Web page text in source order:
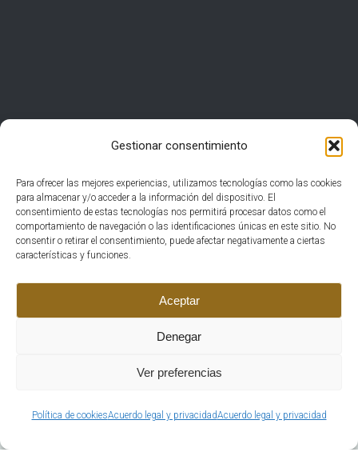
Gestionar consentimiento
Para ofrecer las mejores experiencias, utilizamos tecnologías como las cookies
para almacenar y/o acceder a la información del dispositivo. El
consentimiento de estas tecnologías nos permitirá procesar datos como el
comportamiento de navegación o las identificaciones únicas en este sitio. No
consentir o retirar el consentimiento, puede afectar negativamente a ciertas
características y funciones.
Aceptar
Denegar
Ver preferencias
Política de cookiesAcuerdo legal y privacidadAcuerdo legal y privacidad
QUIERO QUE ME LLAMEN
AHORA